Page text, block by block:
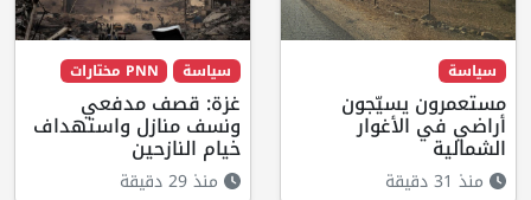
سياسة
مستعمرون يسيّجون
أراضي في الأغوار
الشمالية
منذ 31 دقيقة
سياسة PNN مختارات
غزة: قصف مدفعي
ونسف منازل واستهداف
خيام النازحين
منذ 29 دقيقة